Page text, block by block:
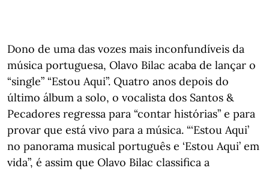
Dono de uma das vozes mais inconfundíveis da
música portuguesa, Olavo Bilac acaba de lançar o
“single” “Estou Aqui”. Quatro anos depois do
último álbum a solo, o vocalista dos Santos &
Pecadores regressa para “contar histórias” e para
provar que está vivo para a música. “‘Estou Aqui’
no panorama musical português e ‘Estou Aqui’ em
vida”, é assim que Olavo Bilac classifica a